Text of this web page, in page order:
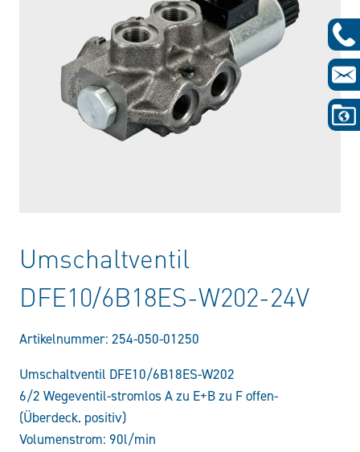
Umschaltventil
DFE10/6B18ES-W202-24V
Artikelnummer: 254-050-01250
Umschaltventil DFE10/6B18ES-W202
6/2 Wegeventil-stromlos A zu E+B zu F offen-
(Überdeck. positiv)
Volumenstrom: 90l/min